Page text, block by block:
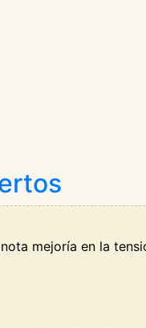
mejoría en la